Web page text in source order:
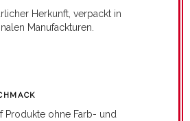
Herkunft, verpackt in
Manufackturen.
Produkte ohne Farb- und